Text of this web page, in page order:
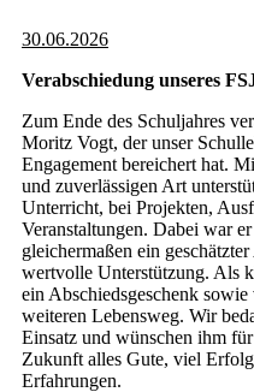
30.06.2026
Verabschiedung unseres
Zum Ende des Schuljahres
Moritz Vogt, der unser
Engagement bereichert hat.
und zuverlässigen Art
Unterricht, bei Projekten,
Veranstaltungen. Dabei war
gleichermaßen ein
wertvolle Unterstützung. Als
ein Abschiedsgeschenk
weiteren Lebensweg. Wir
Einsatz und wünschen ihm
Zukunft alles Gute, viel
Erfahrungen.